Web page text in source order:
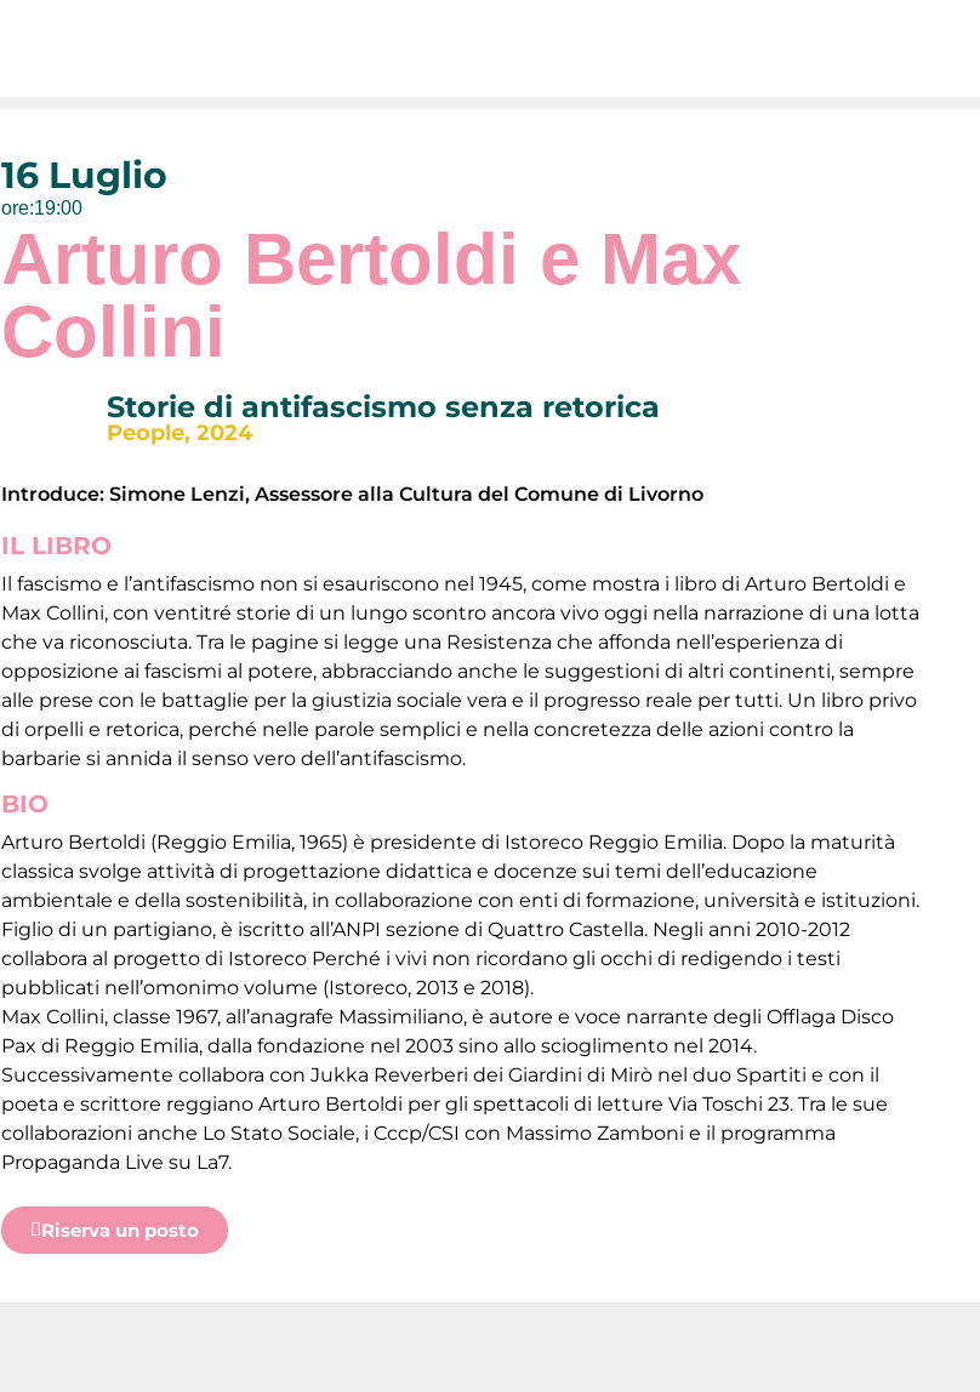
16 Luglio
ore:19:00
Arturo Bertoldi e Max
Collini
Storie di antifascismo senza retorica
People, 2024
Introduce: Simone Lenzi, Assessore alla Cultura del Comune di Livorno
IL LIBRO
Il fascismo e l’antifascismo non si esauriscono nel 1945, come mostra i libro di Arturo Bertoldi e
Max Collini, con ventitré storie di un lungo scontro ancora vivo oggi nella narrazione di una lotta
che va riconosciuta. Tra le pagine si legge una Resistenza che affonda nell’esperienza di
opposizione ai fascismi al potere, abbracciando anche le suggestioni di altri continenti, sempre
alle prese con le battaglie per la giustizia sociale vera e il progresso reale per tutti. Un libro privo
di orpelli e retorica, perché nelle parole semplici e nella concretezza delle azioni contro la
barbarie si annida il senso vero dell’antifascismo.
BIO
Arturo Bertoldi (Reggio Emilia, 1965) è presidente di Istoreco Reggio Emilia. Dopo la maturità
classica svolge attività di progettazione didattica e docenze sui temi dell’educazione
ambientale e della sostenibilità, in collaborazione con enti di formazione, università e istituzioni.
Figlio di un partigiano, è iscritto all’ANPI sezione di Quattro Castella. Negli anni 2010-2012
collabora al progetto di Istoreco Perché i vivi non ricordano gli occhi di redigendo i testi
pubblicati nell’omonimo volume (Istoreco, 2013 e 2018).
Max Collini, classe 1967, all’anagrafe Massimiliano, è autore e voce narrante degli Offlaga Disco
Pax di Reggio Emilia, dalla fondazione nel 2003 sino allo scioglimento nel 2014.
Successivamente collabora con Jukka Reverberi dei Giardini di Mirò nel duo Spartiti e con il
poeta e scrittore reggiano Arturo Bertoldi per gli spettacoli di letture Via Toschi 23. Tra le sue
collaborazioni anche Lo Stato Sociale, i Cccp/CSI con Massimo Zamboni e il programma
Propaganda Live su La7.
Riserva un posto